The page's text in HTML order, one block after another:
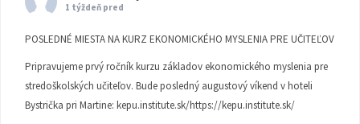
1 týždeň pred
POSLEDNÉ MIESTA NA KURZ EKONOMICKÉHO MYSLENIA PRE UČITEĽOV
Pripravujeme prvý ročník kurzu základov ekonomického myslenia pre
stredoškolských učiteľov. Bude posledný augustový víkend v hoteli
Bystrička pri Martine: kepu.institute.sk/https://kepu.institute.sk/